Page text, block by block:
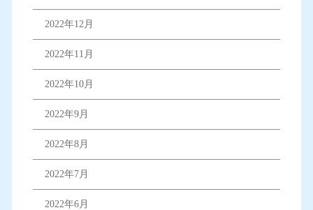
2022年12月
2022年11月
2022年10月
2022年9月
2022年8月
2022年7月
2022年6月